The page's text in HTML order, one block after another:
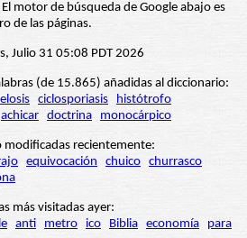
motor de búsqueda de Google abajo es
de las páginas.
Julio 31 05:08 PDT 2026
(de 15.865) añadidas al diccionario:
ciclosporiasis
histótrofo
achicar doctrina monocárpico
modificadas recientemente:
equivocación chuico churrasco
más visitadas ayer:
anti metro ico Biblia economía para